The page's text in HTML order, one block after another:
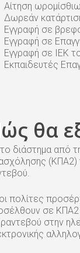
Αίτηση
Δωρεάν
Εγγραφή σε
Εγγραφή σε
Εγγραφή σε ΙΕΚ
Εκπαιδευτές
θα
το διάστημα από
(ΚΠΑ2)
πολίτες
σε ΚΠΑ2
ραντεβού στην